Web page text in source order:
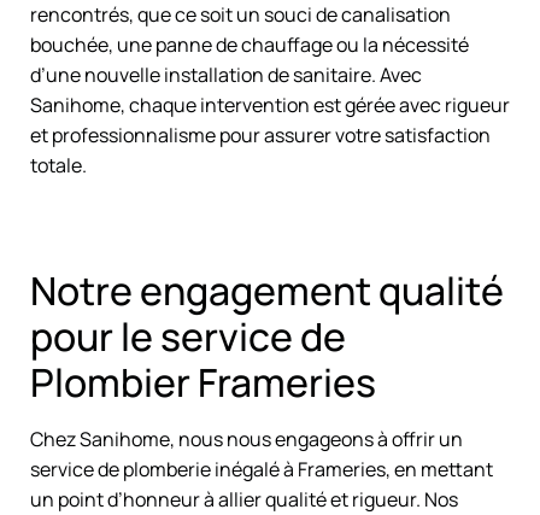
rencontrés, que ce soit un souci de canalisation
bouchée, une panne de chauffage ou la nécessité
d’une nouvelle installation de sanitaire. Avec
Sanihome, chaque intervention est gérée avec rigueur
et professionnalisme pour assurer votre satisfaction
totale.
Notre engagement qualité
pour le service de
Plombier Frameries
Chez Sanihome, nous nous engageons à offrir un
service de plomberie inégalé à Frameries, en mettant
un point d’honneur à allier qualité et rigueur. Nos